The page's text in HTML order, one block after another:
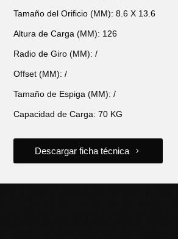
Tamaño del Orificio (MM): 8.6 X 13.6
Altura de Carga (MM): 126
Radio de Giro (MM): /
Offset (MM): /
Tamaño de Espiga (MM): /
Capacidad de Carga: 70 KG
Descargar ficha técnica